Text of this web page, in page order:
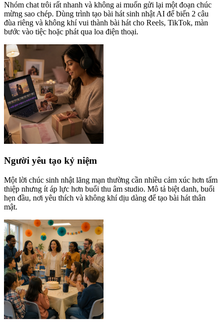
Nhóm chat trôi rất nhanh và không ai muốn gửi lại một đoạn chúc
mừng sao chép. Dùng trình tạo bài hát sinh nhật AI để biến 2 câu
đùa riêng và không khí vui thành bài hát cho Reels, TikTok, màn
bước vào tiệc hoặc phát qua loa điện thoại.
Người yêu tạo kỷ niệm
Một lời chúc sinh nhật lãng mạn thường cần nhiều cảm xúc hơn tấm
thiệp nhưng ít áp lực hơn buổi thu âm studio. Mô tả biệt danh, buổi
hẹn đầu, nơi yêu thích và không khí dịu dàng để tạo bài hát thân
mật.